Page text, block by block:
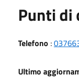
Punti di
Telefono :
Ultimo